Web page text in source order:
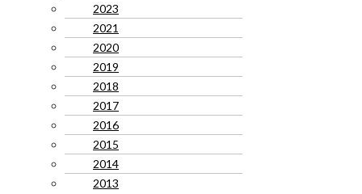
2023
2021
2020
2019
2018
2017
2016
2015
2014
2013